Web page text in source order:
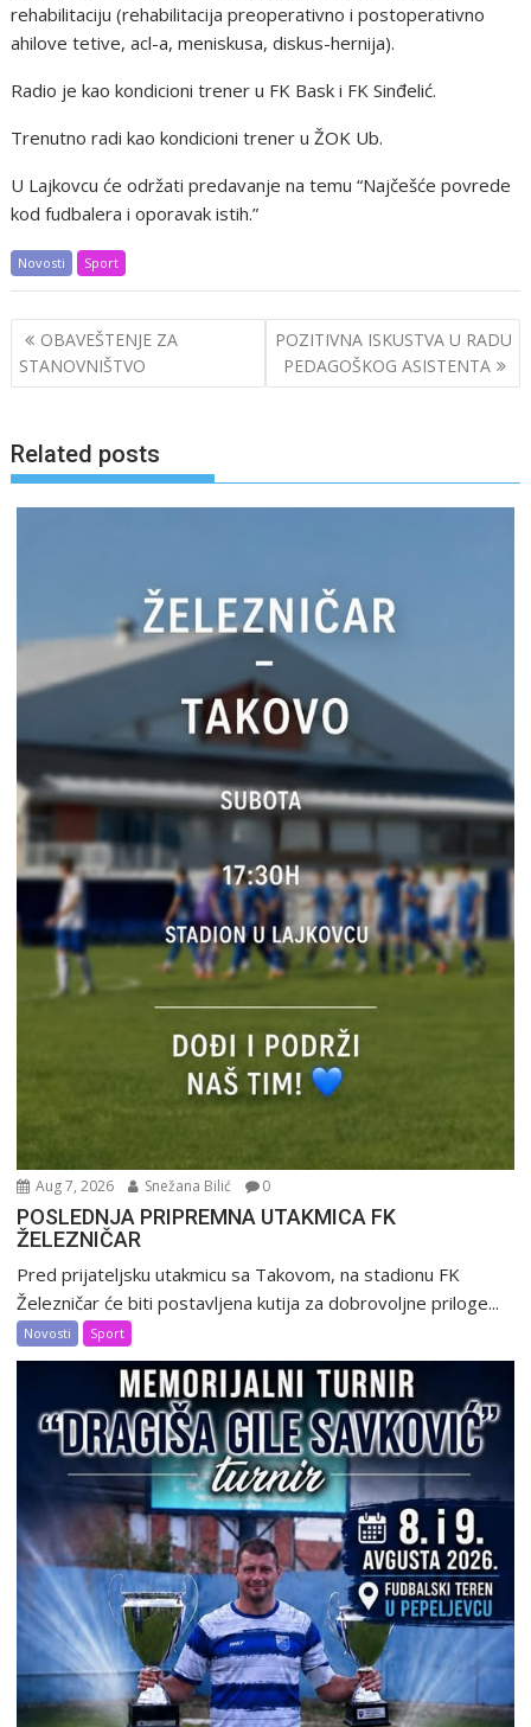
rehabilitaciju (rehabilitacija preoperativno i postoperativno
ahilove tetive, acl-a, meniskusa, diskus-hernija).
Radio je kao kondicioni trener u FK Bask i FK Sinđelić.
Trenutno radi kao kondicioni trener u ŽOK Ub.
U Lajkovcu će održati predavanje na temu “Najčešće povrede
kod fudbalera i oporavak istih.”
Novosti Sport
Post
navigation
OBAVEŠTENJE ZA
STANOVNIŠTVO
POZITIVNA ISKUSTVA U RADU
PEDAGOŠKOG ASISTENTA
Related posts
Aug 7, 2026 Snežana Bilić 0
POSLEDNJA PRIPREMNA UTAKMICA FK
ŽELEZNIČAR
Pred prijateljsku utakmicu sa Takovom, na stadionu FK
Železničar će biti postavljena kutija za dobrovoljne priloge...
Novosti Sport